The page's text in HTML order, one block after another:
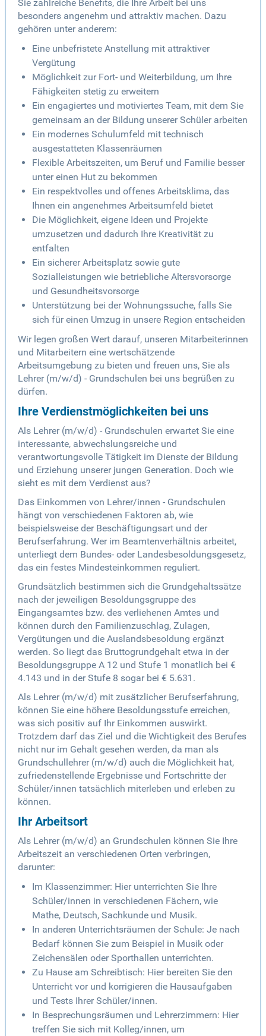
Sie zahlreiche Benefits, die Ihre Arbeit bei uns
besonders angenehm und attraktiv machen. Dazu
gehören unter anderem:
Eine unbefristete Anstellung mit attraktiver
Vergütung
Möglichkeit zur Fort- und Weiterbildung, um Ihre
Fähigkeiten stetig zu erweitern
Ein engagiertes und motiviertes Team, mit dem Sie
gemeinsam an der Bildung unserer Schüler arbeiten
Ein modernes Schulumfeld mit technisch
ausgestatteten Klassenräumen
Flexible Arbeitszeiten, um Beruf und Familie besser
unter einen Hut zu bekommen
Ein respektvolles und offenes Arbeitsklima, das
Ihnen ein angenehmes Arbeitsumfeld bietet
Die Möglichkeit, eigene Ideen und Projekte
umzusetzen und dadurch Ihre Kreativität zu
entfalten
Ein sicherer Arbeitsplatz sowie gute
Sozialleistungen wie betriebliche Altersvorsorge
und Gesundheitsvorsorge
Unterstützung bei der Wohnungssuche, falls Sie
sich für einen Umzug in unsere Region entscheiden
Wir legen großen Wert darauf, unseren Mitarbeiterinnen
und Mitarbeitern eine wertschätzende
Arbeitsumgebung zu bieten und freuen uns, Sie als
Lehrer (m/w/d) - Grundschulen bei uns begrüßen zu
dürfen.
Ihre Verdienstmöglichkeiten bei uns
Als Lehrer (m/w/d) - Grundschulen erwartet Sie eine
interessante, abwechslungsreiche und
verantwortungsvolle Tätigkeit im Dienste der Bildung
und Erziehung unserer jungen Generation. Doch wie
sieht es mit dem Verdienst aus?
Das Einkommen von Lehrer/innen - Grundschulen
hängt von verschiedenen Faktoren ab, wie
beispielsweise der Beschäftigungsart und der
Berufserfahrung. Wer im Beamtenverhältnis arbeitet,
unterliegt dem Bundes- oder Landesbesoldungsgesetz,
das ein festes Mindesteinkommen reguliert.
Grundsätzlich bestimmen sich die Grundgehaltssätze
nach der jeweiligen Besoldungsgruppe des
Eingangsamtes bzw. des verliehenen Amtes und
können durch den Familienzuschlag, Zulagen,
Vergütungen und die Auslandsbesoldung ergänzt
werden. So liegt das Bruttogrundgehalt etwa in der
Besoldungsgruppe A 12 und Stufe 1 monatlich bei €
4.143 und in der Stufe 8 sogar bei € 5.631.
Als Lehrer (m/w/d) mit zusätzlicher Berufserfahrung,
können Sie eine höhere Besoldungsstufe erreichen,
was sich positiv auf Ihr Einkommen auswirkt.
Trotzdem darf das Ziel und die Wichtigkeit des Berufes
nicht nur im Gehalt gesehen werden, da man als
Grundschullehrer (m/w/d) auch die Möglichkeit hat,
zufriedenstellende Ergebnisse und Fortschritte der
Schüler/innen tatsächlich miterleben und erleben zu
können.
Ihr Arbeitsort
Als Lehrer (m/w/d) an Grundschulen können Sie Ihre
Arbeitszeit an verschiedenen Orten verbringen,
darunter:
Im Klassenzimmer: Hier unterrichten Sie Ihre
Schüler/innen in verschiedenen Fächern, wie
Mathe, Deutsch, Sachkunde und Musik.
In anderen Unterrichtsräumen der Schule: Je nach
Bedarf können Sie zum Beispiel in Musik oder
Zeichensälen oder Sporthallen unterrichten.
Zu Hause am Schreibtisch: Hier bereiten Sie den
Unterricht vor und korrigieren die Hausaufgaben
und Tests Ihrer Schüler/innen.
In Besprechungsräumen und Lehrerzimmern: Hier
treffen Sie sich mit Kolleg/innen, um